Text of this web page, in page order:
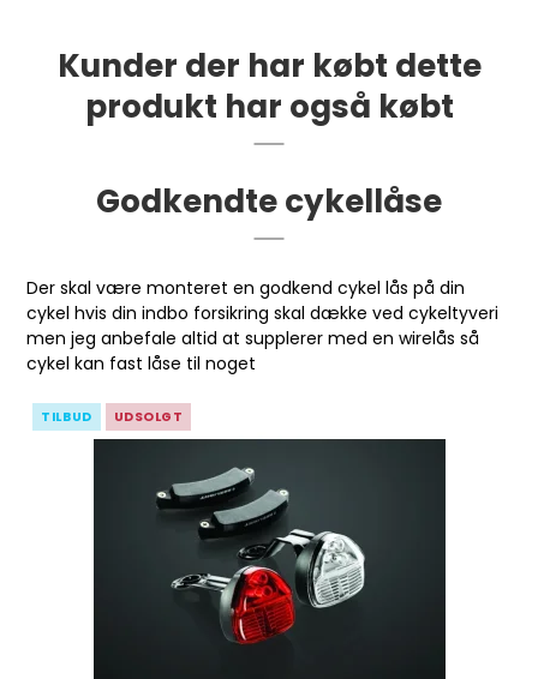
Kunder der har købt dette
produkt har også købt
Godkendte cykellåse
Der skal være monteret en godkend cykel lås på din
cykel hvis din indbo forsikring skal dække ved cykeltyveri
men jeg anbefale altid at supplerer med en wirelås så
cykel kan fast låse til noget
TILBUD UDSOLGT